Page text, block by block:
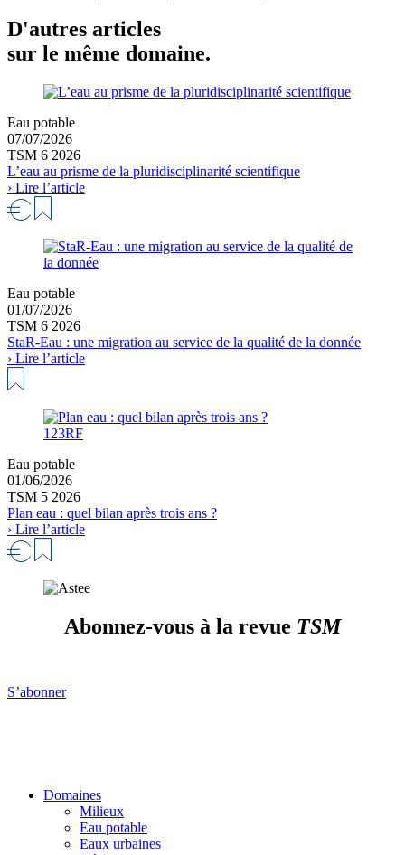
D'autres articles
sur le même domaine.
Eau potable
07/07/2026
TSM 6 2026
L’eau au prisme de la pluridisciplinarité scientifique
› Lire l’article
Eau potable
01/07/2026
TSM 6 2026
StaR-Eau : une migration au service de la qualité de la donnée
› Lire l’article
123RF
Eau potable
01/06/2026
TSM 5 2026
Plan eau : quel bilan après trois ans ?
› Lire l’article
Abonnez-vous à la revue TSM
S’abonner
Domaines
Milieux
Eau potable
Eaux urbaines